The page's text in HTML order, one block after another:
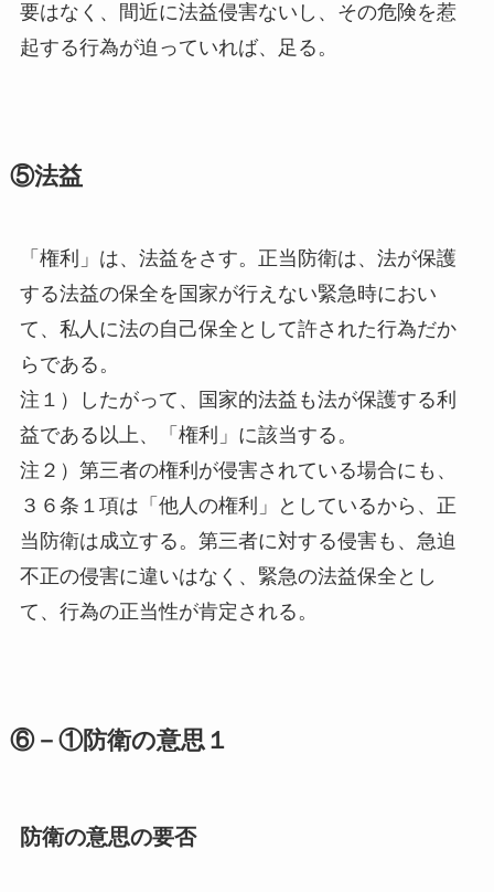
要はなく、間近に法益侵害ないし、その危険を惹
起する行為が迫っていれば、足る。
⑤法益
「権利」は、法益をさす。正当防衛は、法が保護
する法益の保全を国家が行えない緊急時におい
て、私人に法の自己保全として許された行為だか
らである。
注１）したがって、国家的法益も法が保護する利
益である以上、「権利」に該当する。
注２）第三者の権利が侵害されている場合にも、
３６条１項は「他人の権利」としているから、正
当防衛は成立する。第三者に対する侵害も、急迫
不正の侵害に違いはなく、緊急の法益保全とし
て、行為の正当性が肯定される。
⑥－①防衛の意思１
防衛の意思の要否